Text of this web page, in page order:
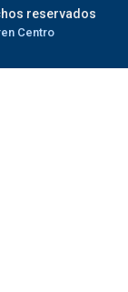
reservados
Centro